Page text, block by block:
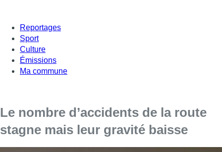
Reportages
Sport
Culture
Émissions
Ma commune
Le nombre d’accidents de la route
stagne mais leur gravité baisse